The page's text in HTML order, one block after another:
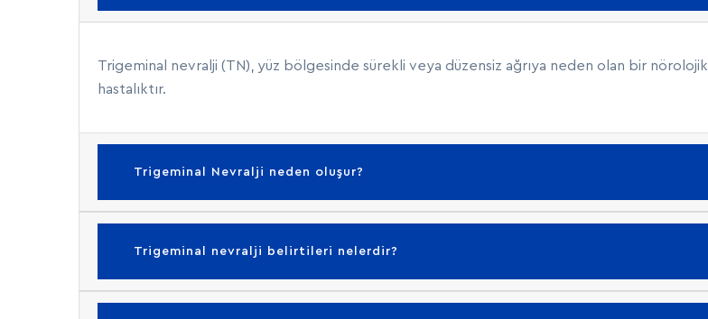
Trigeminal nevralji (TN), yüz bölgesinde sürekli veya düzensiz ağrıya neden olan bir nörolojik
hastalıktır.
Trigeminal Nevralji neden oluşur?
Trigeminal nevralji belirtileri nelerdir?